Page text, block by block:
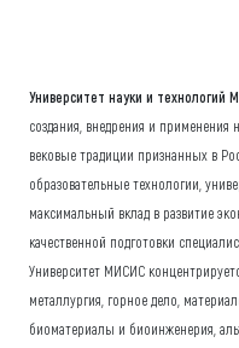
Университет науки и технологий
создания, внедрения и
вековые традиции признанных в
образовательные технологии,
максимальный вклад в развитие
качественной подготовки
Университет МИСИС
металлургия, горное дело,
биоматериалы и биоинженерия,